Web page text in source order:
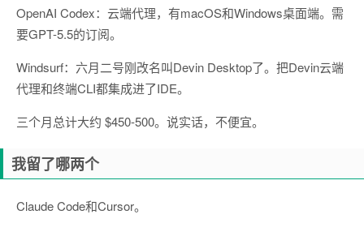
OpenAI Codex：云端代理，有macOS和Windows桌面端。需
要GPT-5.5的订阅。
Windsurf：六月二号刚改名叫Devin Desktop了。把Devin云端
代理和终端CLI都集成进了IDE。
三个月总计大约 $450-500。说实话，不便宜。
我留了哪两个
Claude Code和Cursor。